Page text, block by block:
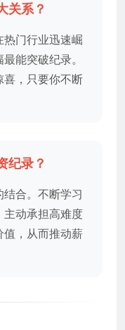
关系？
门行业迅速崛
能突破纪录。
喜，只要你不断
纪录？
合。不断学习
主动承担高难度
值，从而推动薪